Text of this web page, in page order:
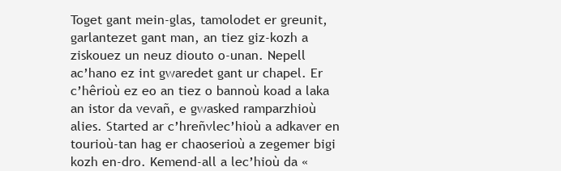
Toget gant mein-glas, tamolodet er greunit,
garlantezet gant man, an tiez giz-kozh a
ziskouez un neuz diouto o-unan. Nepell
ac’hano ez int gwaredet gant ur chapel. Er
c’hêrioù ez eo an tiez o bannoù koad a laka
an istor da vevañ, e gwasked ramparzhioù
alies. Started ar c’hreñvlec’hioù a adkaver en
tourioù-tan hag er chaoserioù a zegemer bigi
kozh en-dro. Kemend-all a lec’hioù da «